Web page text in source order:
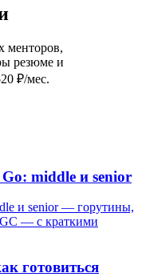
резюме и
₽/мес.
middle и senior
и senior — горутины,
— с краткими
готовиться